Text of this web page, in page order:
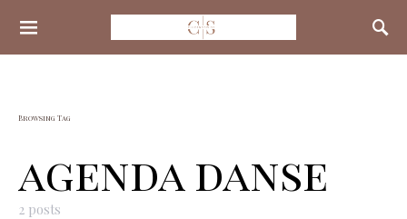
Search for:
Browsing Tag
agenda danse
2 posts